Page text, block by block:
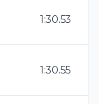
1:30.53
1:30.55